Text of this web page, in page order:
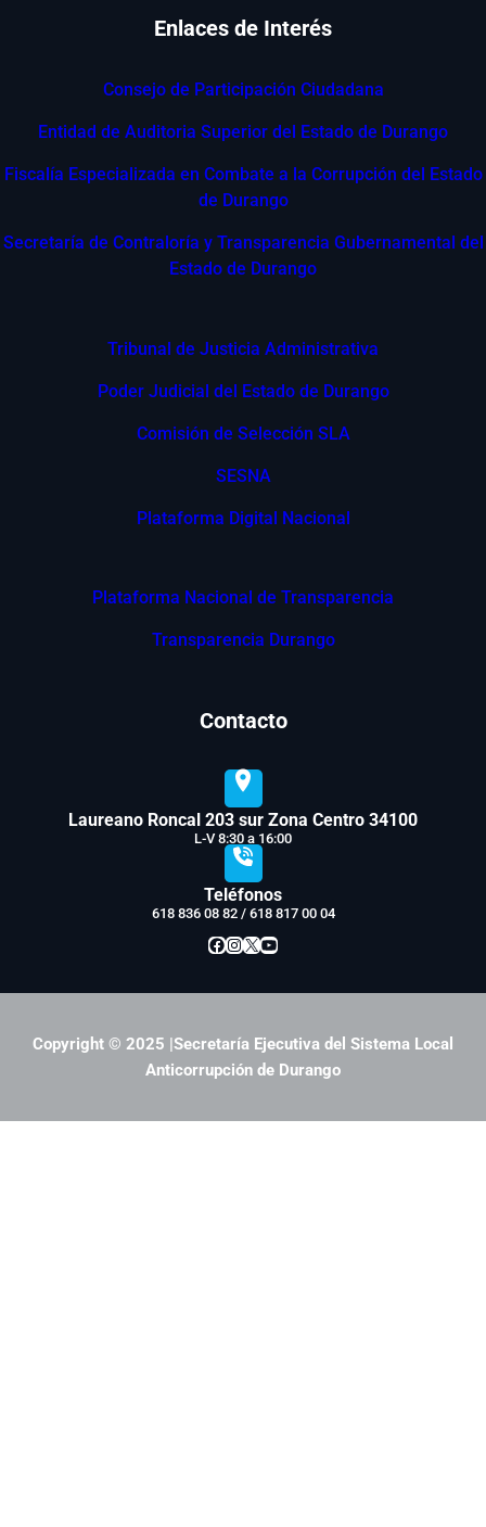
Enlaces de Interés
Consejo de Participación Ciudadana
Entidad de Auditoria Superior del Estado de Durango
Fiscalía Especializada en Combate a la Corrupción del Estado
de Durango
Secretaría de Contraloría y Transparencia Gubernamental del
Estado de Durango
Tribunal de Justicia Administrativa
Poder Judicial del Estado de Durango
Comisión de Selección SLA
SESNA
Plataforma Digital Nacional
Plataforma Nacional de Transparencia
Transparencia Durango
Contacto
Laureano Roncal 203 sur Zona Centro 34100
L-V 8:30 a 16:00
Teléfonos
618 836 08 82 / 618 817 00 04
Facebook InstagramX YouTube
Copyright © 2025 |Secretaría Ejecutiva del Sistema Local
Anticorrupción de Durango